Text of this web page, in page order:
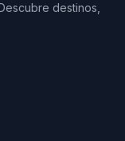
destinos,